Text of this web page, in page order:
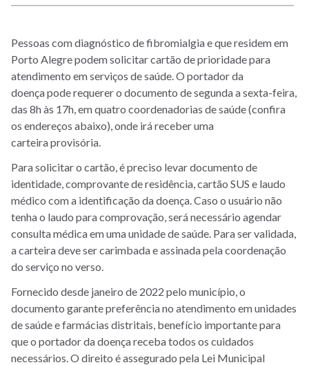
Pessoas com diagnóstico de fibromialgia e que residem em
Porto Alegre podem solicitar cartão de prioridade para
atendimento em serviços de saúde. O portador da
doença pode requerer o documento de segunda a sexta-feira,
das 8h às 17h, em quatro coordenadorias de saúde (confira
os endereços abaixo), onde irá receber uma
carteira provisória.
Para solicitar o cartão, é preciso levar documento de
identidade, comprovante de residência, cartão SUS e laudo
médico com a identificação da doença. Caso o usuário não
tenha o laudo para comprovação, será necessário agendar
consulta médica em uma unidade de saúde. Para ser validada,
a carteira deve ser carimbada e assinada pela coordenação
do serviço no verso.
Fornecido desde janeiro de 2022 pelo município, o
documento garante preferência no atendimento em unidades
de saúde e farmácias distritais, benefício importante para
que o portador da doença receba todos os cuidados
necessários. O direito é assegurado pela Lei Municipal